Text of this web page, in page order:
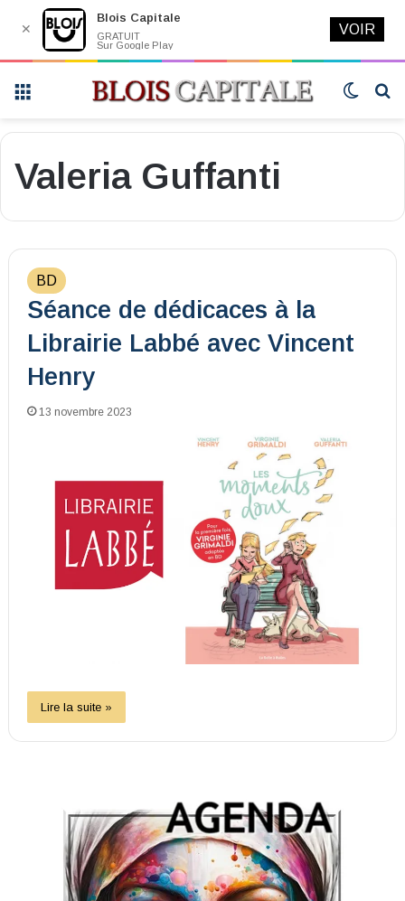
Switch
Valeria Guffanti
BD
Séance de dédicaces à la
Librairie Labbé avec Vincent
Henry
13 novembre 2023
Lire la suite »
✕
Blois Capitale
GRATUIT
Sur Google Play
VOIR